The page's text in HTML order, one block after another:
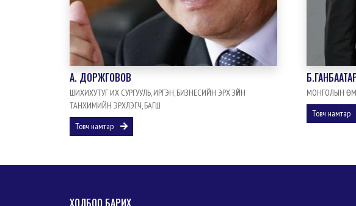
A. ДОРЖГОВОВ
ШИХИХУТУГ ИХ СУРГУУЛЬ, ИРГЭН, БИЗНЕСИЙН ЭРХ ЗҮЙН
ТАНХИМИЙН ЭРХЛЭГЧ, БАГШ
Товч намтар
МОНГОЛЫН
Товч намтар
ХОЛБОО БАРИХ